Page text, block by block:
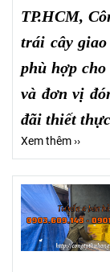
TP.HCM,
trái cây
phù hợp
và đơn vị
đãi thiết
Xem thêm ››